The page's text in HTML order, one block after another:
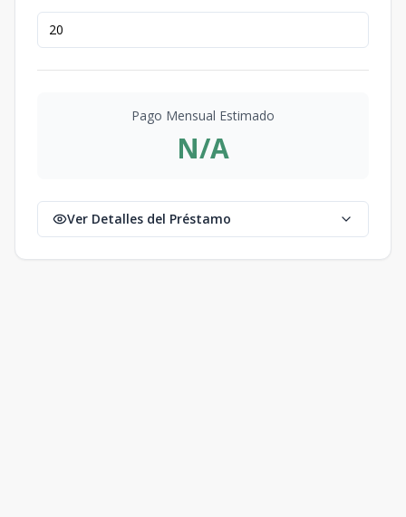
Pago Mensual Estimado
N/A
Ver Detalles del Préstamo